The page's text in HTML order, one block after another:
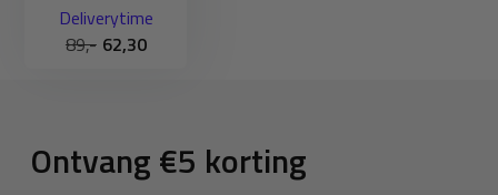
Deliverytime
89,- 62,30
Ontvang €5 korting